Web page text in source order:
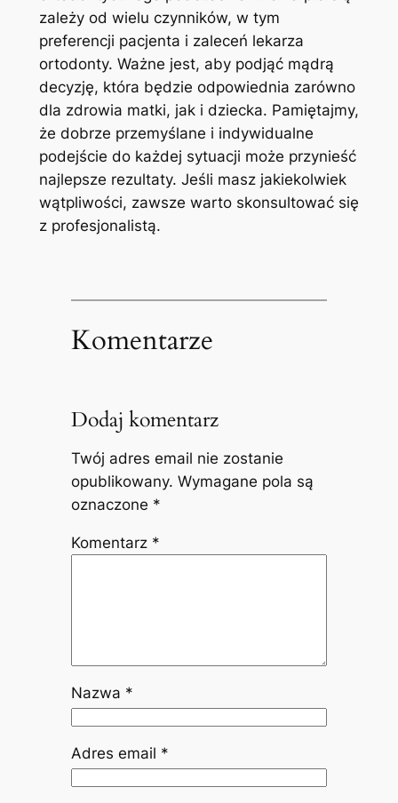
zależy od wielu czynników, w tym
preferencji pacjenta i zaleceń lekarza
ortodonty. Ważne jest, aby‍ podjąć mądrą
⁤decyzję, ⁢która będzie odpowiednia zarówno
dla zdrowia matki, jak i dziecka. Pamiętajmy,
że dobrze przemyślane i indywidualne
podejście do każdej sytuacji może przynieść
najlepsze rezultaty. ⁣Jeśli ⁤masz jakiekolwiek
wątpliwości, zawsze warto skonsultować się
z⁢ profesjonalistą.
Komentarze
Dodaj komentarz
Twój adres email nie zostanie
opublikowany. Wymagane pola są
oznaczone *
Komentarz *
Nazwa *
Adres email *